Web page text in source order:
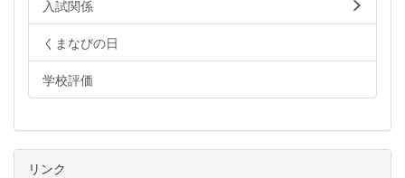
入試関係
くまなびの日
学校評価
リンク